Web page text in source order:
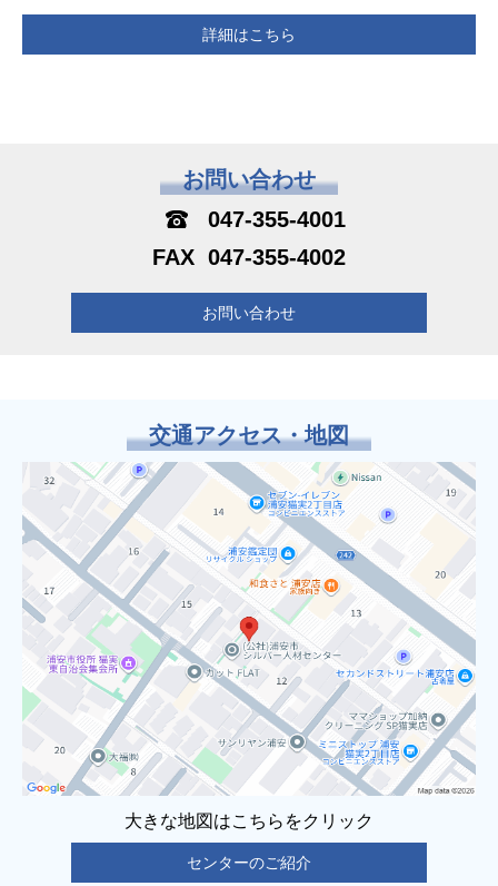
詳細はこちら
お問い合わせ
047-355-4001
047-355-4002
お問い合わせ
交通アクセス・地図
大きな地図はこちらをクリック
センターのご紹介